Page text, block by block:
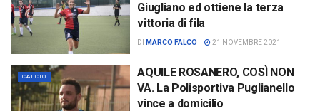
Giugliano ed ottiene la terza
vittoria di fila
DI MARCO FALCO 21 NOVEMBRE 2021
CALCIO
AQUILE ROSANERO, COSÌ NON
VA. La Polisportiva Puglianello
vince a domicilio